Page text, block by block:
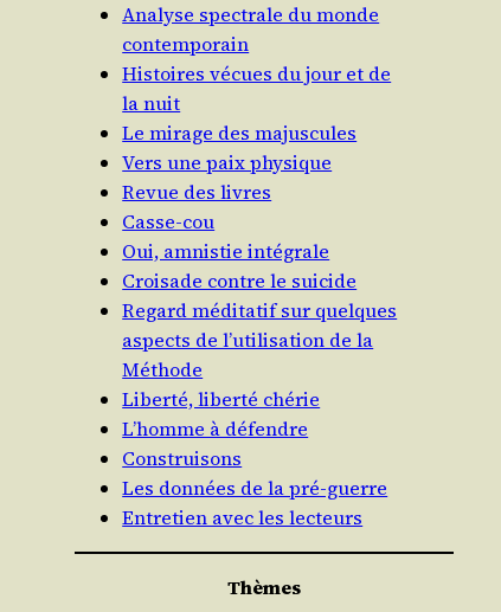
Analyse spectrale du monde
contemporain
Histoires vécues du jour et de
la nuit
Le mirage des majuscules
Vers une paix physique
Revue des livres
Casse-cou
Oui, amnistie intégrale
Croisade contre le suicide
Regard méditatif sur quelques
aspects de l’utilisation de la
Méthode
Liberté, liberté chérie
L’homme à défendre
Construisons
Les données de la pré-guerre
Entretien avec les lecteurs
Thèmes